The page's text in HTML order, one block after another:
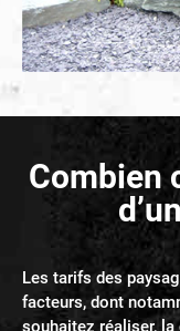
Combien
Les tarifs des
facteurs, dont
souhaitez réaliser, la